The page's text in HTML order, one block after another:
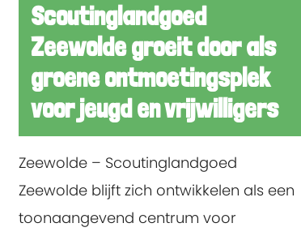
Scoutinglandgoed
Zeewolde groeit door als
groene ontmoetingsplek
voor jeugd en vrijwilligers
Zeewolde – Scoutinglandgoed
Zeewolde blijft zich ontwikkelen als een
toonaangevend centrum voor